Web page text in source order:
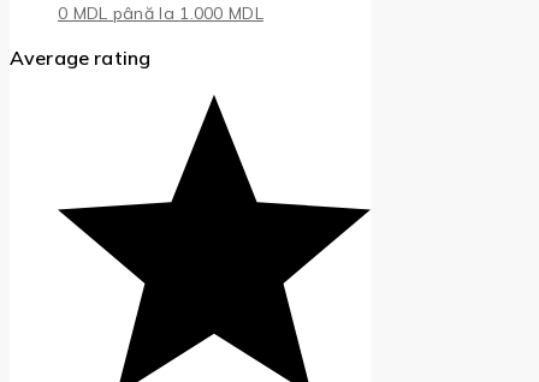
0 MDL până la 1.000 MDL
Average rating